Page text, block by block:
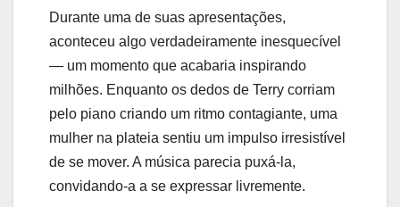
Durante uma de suas apresentações,
aconteceu algo verdadeiramente inesquecível
— um momento que acabaria inspirando
milhões. Enquanto os dedos de Terry corriam
pelo piano criando um ritmo contagiante, uma
mulher na plateia sentiu um impulso irresistível
de se mover. A música parecia puxá-la,
convidando-a a se expressar livremente.